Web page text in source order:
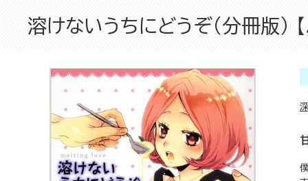
溶けないうちにどうぞ（分冊版）